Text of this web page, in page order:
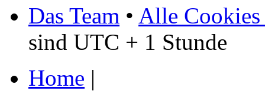
Das Team • Alle Cookies
sind UTC + 1 Stunde
Home |